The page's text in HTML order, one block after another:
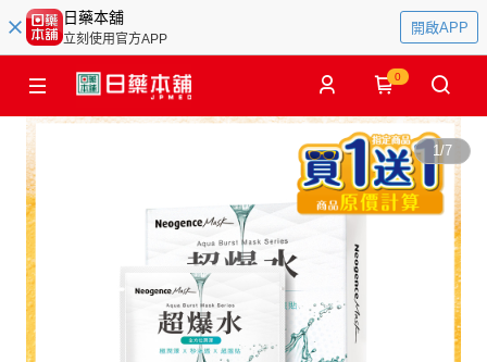
日藥本舖
立刻使用官方APP
開啟APP
0
1/7